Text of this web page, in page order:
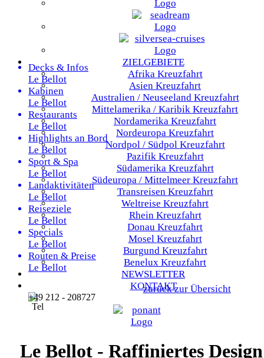
ZIELGEBIETE
Afrika Kreuzfahrt
Asien Kreuzfahrt
Australien / Neuseeland Kreuzfahrt
Mittelamerika / Karibik Kreuzfahrt
Nordamerika Kreuzfahrt
Nordeuropa Kreuzfahrt
Nordpol / Südpol Kreuzfahrt
Pazifik Kreuzfahrt
Südamerika Kreuzfahrt
Südeuropa / Mittelmeer Kreuzfahrt
Transreisen Kreuzfahrt
Weltreise Kreuzfahrt
Rhein Kreuzfahrt
Donau Kreuzfahrt
Mosel Kreuzfahrt
Burgund Kreuzfahrt
Benelux Kreuzfahrt
NEWSLETTER
KONTAKT
+49 212 - 208727
Decks & Infos
Le Bellot
Kabinen
Le Bellot
Restaurants
Le Bellot
Highlights an Bord
Le Bellot
Sport & Spa
Le Bellot
Landaktivitäten
Le Bellot
Reiseziele
Le Bellot
Specials
Le Bellot
Routen & Preise
Le Bellot
zurück zur Übersicht
Le Bellot - Raffiniertes Design